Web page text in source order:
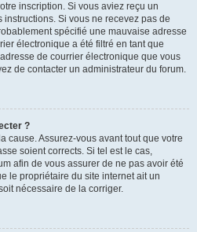
inscription. Si vous aviez reçu un
Si vous ne recevez pas de
spécifié une mauvaise adresse
électronique a été filtré en tant que
de courrier électronique que vous
de contacter un administrateur du forum.
?
cause. Assurez-vous avant tout que votre
soient corrects. Si tel est le cas,
afin de vous assurer de ne pas avoir été
le propriétaire du site internet ait un
nécessaire de la corriger.